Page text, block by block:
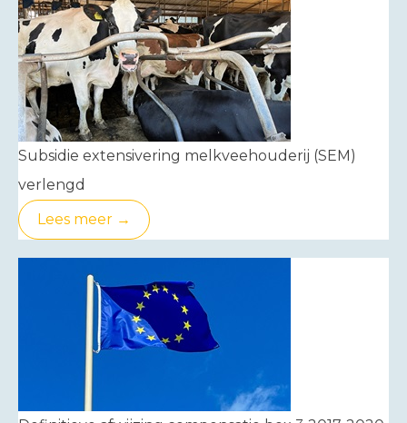
Subsidie extensivering melkveehouderij (SEM)
verlengd
Lees meer →